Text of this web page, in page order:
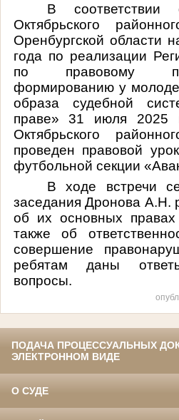
В
Октябрьского
Оренбургской области
года по реализации
по правовому
формированию у
образа судебной
праве» 31 июля 2025
Октябрьского
проведен правовой
футбольной секции
В ходе встречи
заседания Дронова А.Н.
об их основных
также об
совершение
ребятам даны
вопросы.
ПОДАЧА ПРОЦЕССУАЛЬНЫХ
ЭЛЕКТРОННОМ ВИДЕ
О СУДЕ